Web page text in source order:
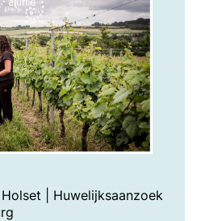
| Huwelijksaanzoek